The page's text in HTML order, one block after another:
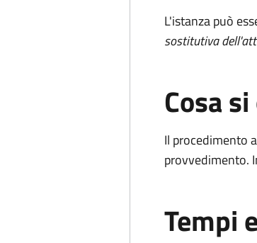
L'istanza può
sostitutiva
Cosa
Il procedimento
provvedimento.
Tempi